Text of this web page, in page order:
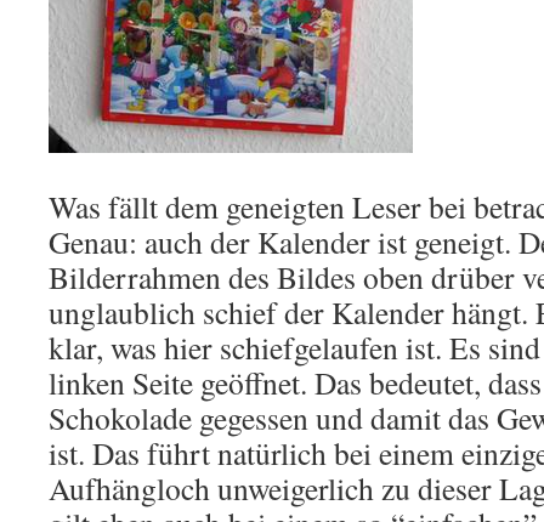
Was fällt dem geneigten Leser bei
Genau: auch der Kalender ist geneigt.
Bilderrahmen des Bildes oben drüber
unglaublich schief der Kalender hängt.
klar, was hier schiefgelaufen ist. Es
linken Seite geöffnet. Das bedeutet,
Schokolade gegessen und damit das
ist. Das führt natürlich bei einem
Aufhängloch unweigerlich zu dieser